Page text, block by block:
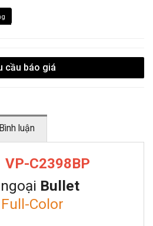
cầu báo giá
Bình luận
VP-C2398BP
Bullet
Full-Color